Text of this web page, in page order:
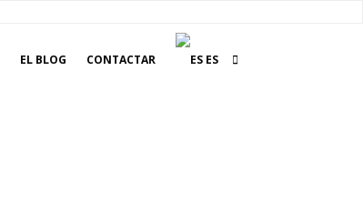
EL BLOG CONTACTAR ES